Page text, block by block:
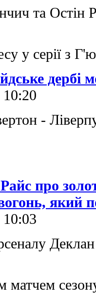
та Остін
у серії з
дербі
-
про
який
матчем